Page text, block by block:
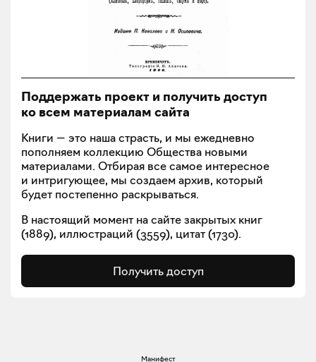
Поддержать проект и получить доступ
ко всем материалам сайта
Книги — это наша страсть, и мы ежедневно
пополняем коллекцию Общества новыми
материалами. Отбирая все самое интересное
и интригующее, мы создаем архив, который
будет постепенно раскрываться.
В настоящий момент на сайте закрытых книг
(1889), иллюстраций (3559), цитат (1730).
Получить доступ
Манифест